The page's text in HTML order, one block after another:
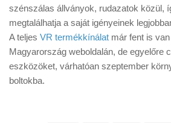
szénszálas állványok, rudazatok közül,
megtalálhatja a saját igényeinek
A teljes VR termékkínálat már fent is
Magyarország weboldalán, de egyelőre
eszközöket, várhatóan szeptember
boltokba.